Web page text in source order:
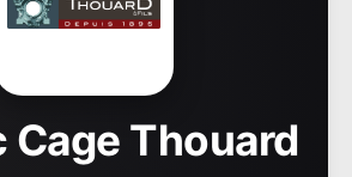
Cage Thouard